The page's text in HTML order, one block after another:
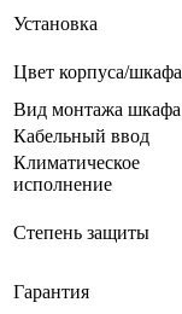
Установка
Цвет корпуса/шкафа
Вид монтажа шкафа
Кабельный ввод
Климатическое
исполнение
Степень защиты
Гарантия